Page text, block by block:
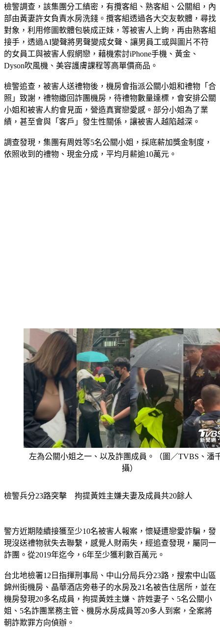
檢警調查，該集團分工縝密，有攬客組、熟客組、公關組，內
部由黃妻許女負責水房洗錢。攬客組透過各大交友軟體，尋找
對象，利用修圖軟體包裝成正妹，等被害人上鉤，再由熟客組
接手，透過AI變聲將男聲變成女聲、讓男員工或與圖片不符
的女員工與被害人假網戀，藉機索討iPhone手機、黃金、
Dyson吹風機、美容護膚課程等高單價商品。
檢警追查，被害人送禮物後，機房會指派公關小姐和禮物「合
照」致謝，禮物繳回詐團機房，待禮物數量達標，會安排公關
小姐和被害人約會見面，營造真實戀愛感。部分小姐為了業
績，甚至會與「客戶」發生性關係，讓被害人越陷越深。
調查發現，集團有周姓等5名公關小姐，採底薪加獎金制度，
依照收到的禮物、現金分成，平均月薪逾10萬元。
左為公關小姐之一、以及詐團成員。（圖／TVBS、潘
攝）
檢警兵分23路突擊　拘提黃姓主嫌夫妻及成員共20餘人
警方近期陸續接獲至少10名被害人報案，懷疑遭戀愛詐騙，發
現沒送禮物就失去聯繫，感覺人財兩失，經追查發現，屬同一
詐團。從2019年迄今，6年至少獲利數百萬元。
台北地檢署12日指揮刑事局、中山分局兵分23路，搜索中山區
錦州街機房、晶華酒店旁巷子的水房及21名被告住居所，並在
機房發現20多名成員，拘提黃姓主嫌、許姓妻子、5名公關小
姐、5名詐團業務主管、機房水房成員等20多人到案，全案將
朝詐欺罪方向偵辦。